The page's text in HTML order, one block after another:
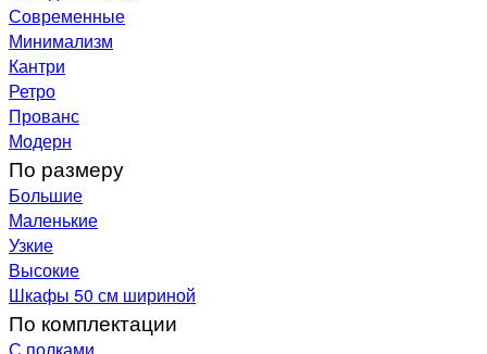
Современные
Минимализм
Кантри
Ретро
Прованс
Модерн
По размеру
Большие
Маленькие
Узкие
Высокие
Шкафы 50 см шириной
По комплектации